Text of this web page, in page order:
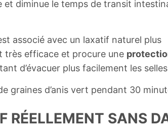
diminue le temps de transit
associé avec un laxatif naturel plus
très efficace et procure une
d’évacuer plus facilement les
graines d’anis vert pendant 30
RÉELLEMENT SANS